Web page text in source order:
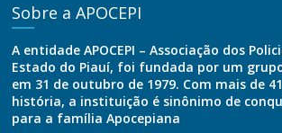
Sobre a APOCEPI
A entidade APOCEPI – Associação dos
Estado do Piauí, foi fundada por um
em 31 de outubro de 1979. Com mais de
história, a instituição é sinônimo de
para a família Apocepiana